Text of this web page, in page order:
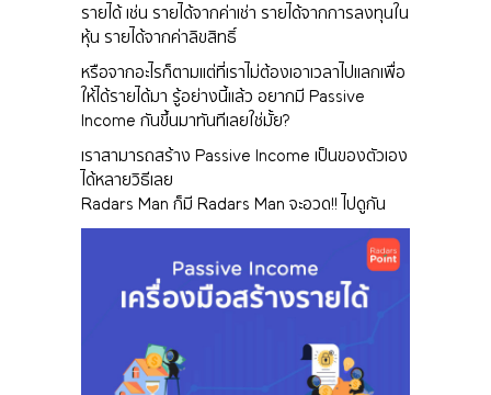
รายได้ เช่น รายได้จากค่าเช่า รายได้จากการลงทุนใน
หุ้น รายได้จากค่าลิขสิทธิ์
หรือจากอะไรก็ตามแต่ที่เราไม่ต้องเอาเวลาไปแลกเพื่อ
ให้ได้รายได้มา รู้อย่างนี้แล้ว อยากมี Passive
Income กันขึ้นมาทันทีเลยใช่มั้ย?
เราสามารถสร้าง Passive Income เป็นของตัวเอง
ได้หลายวิธีเลย
Radars Man ก็มี Radars Man จะอวด!! ไปดูกัน